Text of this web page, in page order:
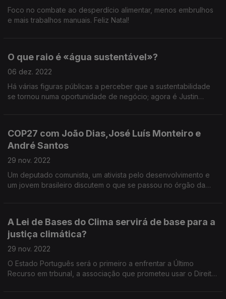
Foco no combate ao desperdício alimentar, menos embrulhos
e mais trabalhos manuais. Feliz Natal!
O que raio é «água sustentável»?
06 dez. 2022
Há várias figuras públicas a perceber que a sustentabilidade
se tornou numa oportunidade de negócio; agora é Justin
COP27 com João Dias,José Luís Monteiro e
André Santos
29 nov. 2022
Um deputado comunista, um ativista pelo desenvolvimento e
um jovem brasileiro discutem o que se passou no órgão da
A Lei de Bases do Clima servirá de base para a
justiça climática?
29 nov. 2022
O Estado Português será o primeiro a enfrentar a Último
Recurso em trbunal, a associação que prometeu usar o Direito